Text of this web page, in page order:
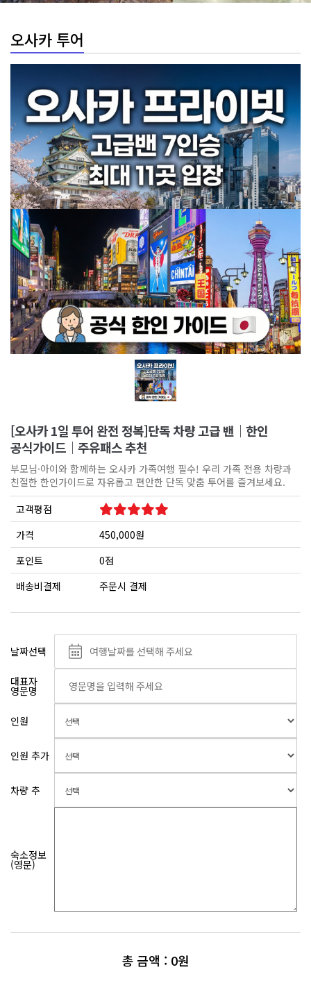
오사카 투어
[오사카 1일 투어 완전 정복]단독 차량 고급 밴｜한인
공식가이드｜주유패스 추천
부모님·아이와 함께하는 오사카 가족여행 필수! 우리 가족 전용 차량과
친절한 한인가이드로 자유롭고 편안한 단독 맞춤 투어를 즐겨보세요.
고객평점
가격
450,000원
포인트
0점
배송비결제
주문시 결제
날짜선택
대표자
영문명
인원
인원 추가
차량 추
숙소정보
(영문)
총 금액 : 0원